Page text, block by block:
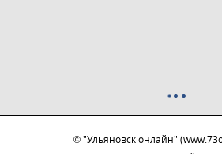
© "Ульяновск онлайн"